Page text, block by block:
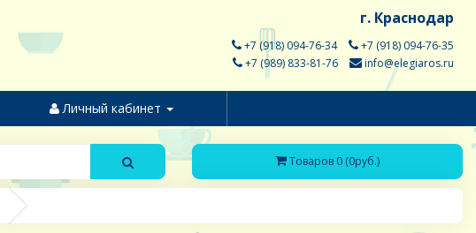
г. Краснодар
+7 (918) 094-76-34
+7 (918) 094-76-35
+7 (989) 833-81-76
info@elegiaros.ru
Личный кабинет
Товаров 0 (0руб.)